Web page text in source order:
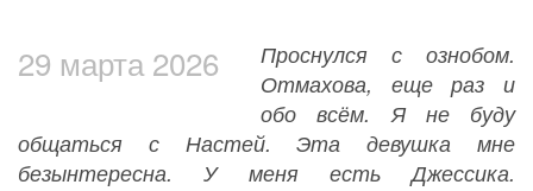
29 марта 2026
Проснулся с ознобом.
Отмахова, еще раз и
обо всём. Я не буду
общаться с Настей. Эта девушка мне
безынтересна. У меня есть Джессика.